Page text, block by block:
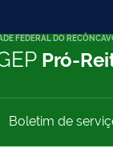
FEDERAL DO
Pró-
Boletim de